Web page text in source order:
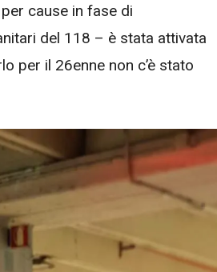
cause in fase di
del 118 – è stata attivata
per il 26enne non c’è stato